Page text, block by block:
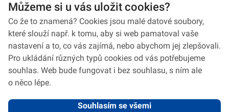
Můžeme si u vás uložit cookies?
Co že to znamená? Cookies jsou malé datové soubory,
které slouží např. k tomu, aby si web pamatoval vaše
nastavení a to, co vás zajímá, nebo abychom jej zlepšovali.
Pro ukládání různých typů cookies od vás potřebujeme
souhlas. Web bude fungovat i bez souhlasu, s ním ale
o něco lépe.
Souhlasím se všemi